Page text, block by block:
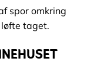
spor omkring
taget.